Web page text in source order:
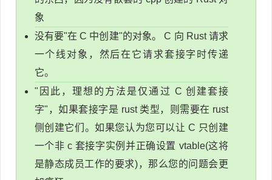
象
没有要"在 C 中创建"的对象。 C 向 Rust 请求
一个线对象，然后在它请求套接字时传递
它。
"因此，理想的方法是仅通过 C 创建套接
字"，如果套接字是 rust 类型，则需要在 rust
侧创建它们。如果您认为您可以让 C 只创建
一个非 c 套接字实例并正确设置 vtable(这将
是静态成员工作的要求)，那么您的问题会更